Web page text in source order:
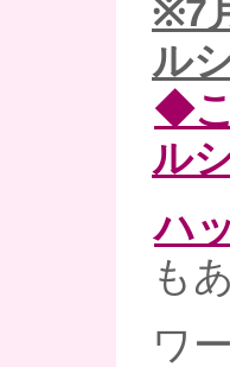
※7
ル
◆
ル
ハ
も
ワ